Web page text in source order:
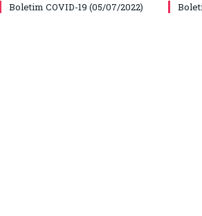
Boletim COVID-19 (05/07/2022)